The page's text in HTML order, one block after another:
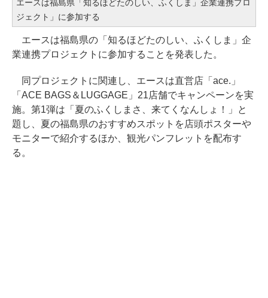
エースは福島県「知るほどたのしい、ふくしま」企業連携プロ
ジェクト」に参加する
エースは福島県の「知るほどたのしい、ふくしま」企
業連携プロジェクトに参加することを発表した。
同プロジェクトに関連し、エースは直営店「ace.」
「ACE BAGS＆LUGGAGE」21店舗でキャンペーンを実
施。第1弾は「夏のふくしまさ、来てくなんしょ！」と
題し、夏の福島県のおすすめスポットを店頭ポスターや
モニターで紹介するほか、観光パンフレットを配布す
る。